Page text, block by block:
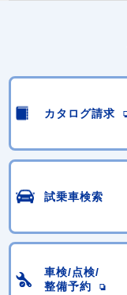
カタログ請求
試乗車検索
車検/点検/
整備予約